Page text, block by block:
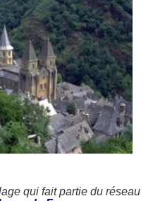
qui fait partie du réseau